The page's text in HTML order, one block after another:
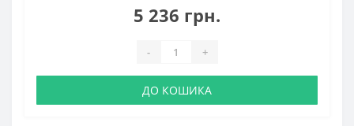
5 236 грн.
- +
ДО КОШИКА